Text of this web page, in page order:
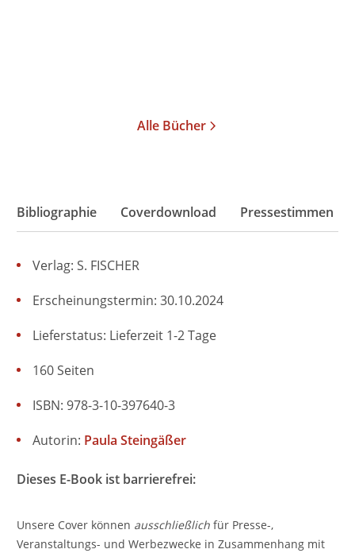
Alle Bücher
Bibliographie Coverdownload Pressestimmen
Verlag: S. FISCHER
Erscheinungstermin: 30.10.2024
Lieferstatus: Lieferzeit 1-2 Tage
ISBN: 978-3-10-397640-3
160 Seiten
Autorin: Paula Steingäßer
Dieses E-Book ist barrierefrei:
Unsere Cover können ausschließlichfür Presse-,
Veranstaltungs- und Werbezwecke in Zusammenhang mit